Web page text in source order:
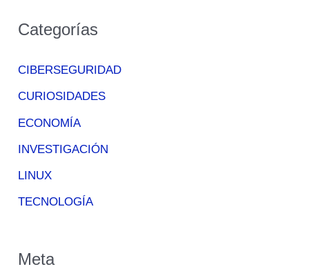
Categorías
CIBERSEGURIDAD
CURIOSIDADES
ECONOMÍA
INVESTIGACIÓN
LINUX
TECNOLOGÍA
Meta